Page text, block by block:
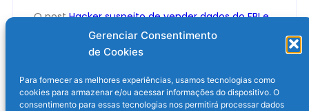
Gerenciar Consentimento
de Cookies
Para fornecer as melhores experiências, usamos tecnologias como
cookies para armazenar e/ou acessar informações do dispositivo. O
consentimento para essas tecnologias nos permitirá processar dados
O postHacker suspeito de vender dados do FBI e
da Polícia Federal é presoapareceu primeiro em
Olhar Digital.